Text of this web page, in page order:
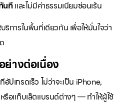
นทีและไม่มีค่าธรรมเนียมซ่อนเร้น
ริการในพื้นที่เดียวกัน เพื่อให้มั่นใจว่า
ย่างต่อเนื่อง
ปเกรดเร็ว ไม่ว่าจะเป็น iPhone,
อแท็บเล็ตแบรนด์ต่างๆ — ทำให้ผู้ใช้